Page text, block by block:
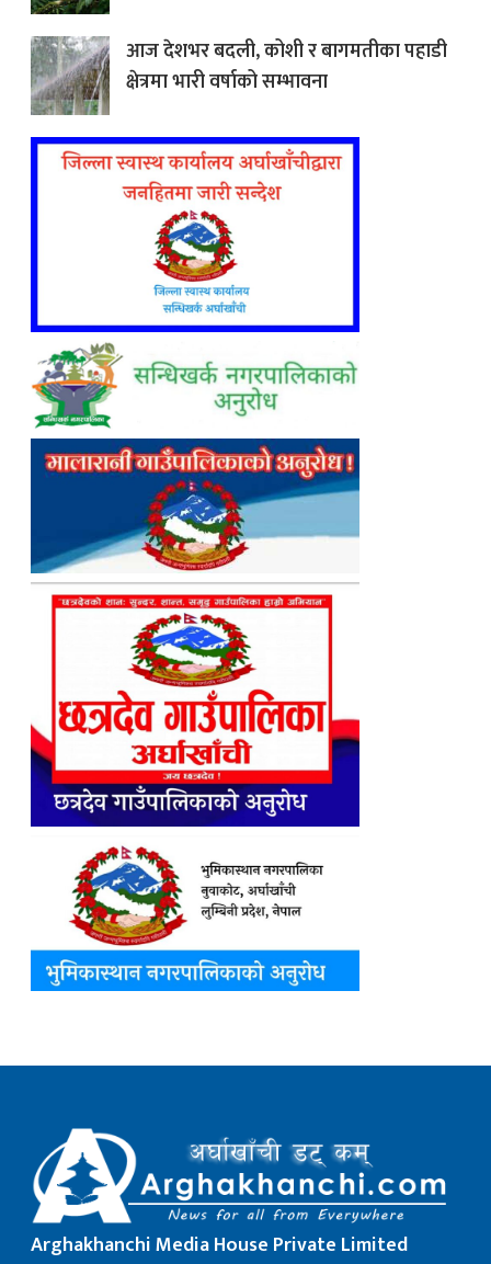
आज देशभर बदली, कोशी र बागमतीका पहाडी
क्षेत्रमा भारी वर्षाको सम्भावना
Arghakhanchi Media House Private Limited